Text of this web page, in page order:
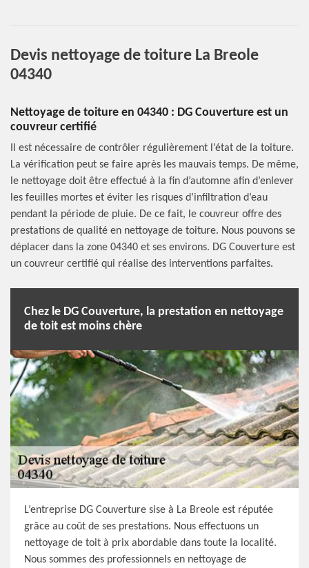
Devis nettoyage de toiture La Breole
04340
Nettoyage de toiture en 04340 : DG Couverture est un
couvreur certifié
Il est nécessaire de contrôler régulièrement l’état de la toiture.
La vérification peut se faire après les mauvais temps. De même,
le nettoyage doit être effectué à la fin d’automne afin d’enlever
les feuilles mortes et éviter les risques d’infiltration d’eau
pendant la période de pluie. De ce fait, le couvreur offre des
prestations de qualité en nettoyage de toiture. Nous pouvons se
déplacer dans la zone 04340 et ses environs. DG Couverture est
un couvreur certifié qui réalise des interventions parfaites.
Chez le DG Couverture, la prestation en nettoyage
de toit est moins chère
L’entreprise DG Couverture sise à La Breole est réputée
grâce au coût de ses prestations. Nous effectuons un
nettoyage de toit à prix abordable dans toute la localité.
Nous sommes des professionnels en nettoyage de